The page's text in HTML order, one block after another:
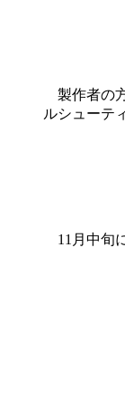
製作者の方
ルシューテ
11月中旬